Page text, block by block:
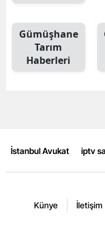
Gümüşhane
Tarım
Haberleri
İstanbul Avukat iptv
Künye İletişim